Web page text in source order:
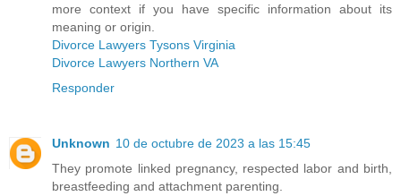
more context if you have specific information about its
meaning or origin.
Divorce Lawyers Tysons Virginia
Divorce Lawyers Northern VA
Responder
Unknown 10 de octubre de 2023 a las 15:45
They promote linked pregnancy, respected labor and birth,
breastfeeding and attachment parenting.